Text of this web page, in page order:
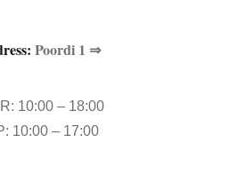
Poordi 1 ⇒
10:00 – 18:00
10:00 – 17:00